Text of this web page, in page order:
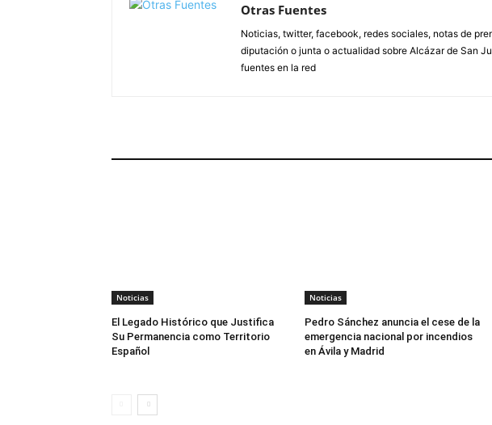
Otras Fuentes
Noticias, twitter, facebook, redes sociales, notas de
diputación o junta o actualidad sobre Alcázar de San
fuentes en la red
Noticias
El Legado Histórico que Justifica
Su Permanencia como Territorio
Español
Noticias
Pedro Sánchez anuncia el cese de la
emergencia nacional por incendios
en Ávila y Madrid